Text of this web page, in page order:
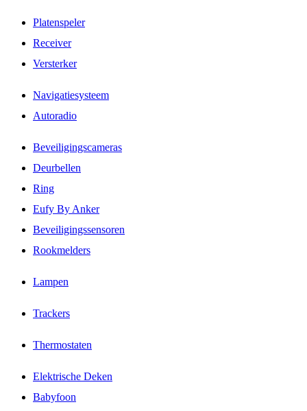
Platenspeler
Receiver
Versterker
Navigatiesysteem
Autoradio
Beveiligingscameras
Deurbellen
Ring
Eufy By Anker
Beveiligingssensoren
Rookmelders
Lampen
Trackers
Thermostaten
Elektrische Deken
Babyfoon